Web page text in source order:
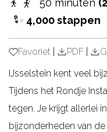
e
n
50 minuten
4,000 stappen
Favoriet
Favoriet PDF
IJsselstein kent veel
Tijdens het Rondje
tegen. Je krijgt allerlei
bijzonderheden van